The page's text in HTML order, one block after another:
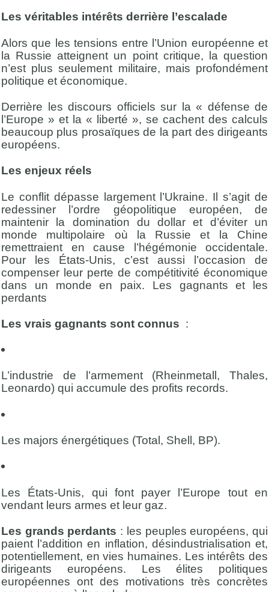
Les véritables intérêts derrière l’escalade
Alors que les tensions entre l’Union européenne et
la Russie atteignent un point critique, la question
n’est plus seulement militaire, mais profondément
politique et économique.
Derrière les discours officiels sur la « défense de
l’Europe » et la « liberté », se cachent des calculs
beaucoup plus prosaïques de la part des dirigeants
européens.
Les enjeux réels
Le conflit dépasse largement l’Ukraine. Il s’agit de
redessiner l’ordre géopolitique européen, de
maintenir la domination du dollar et d’éviter un
monde multipolaire où la Russie et la Chine
remettraient en cause l’hégémonie occidentale.
Pour les États-Unis, c’est aussi l’occasion de
compenser leur perte de compétitivité économique
dans un monde en paix. Les gagnants et les
perdants
Les vrais gagnants sont connus :
L’industrie de l’armement (Rheinmetall, Thales,
Leonardo) qui accumule des profits records.
Les majors énergétiques (Total, Shell, BP).
Les États-Unis, qui font payer l’Europe tout en
vendant leurs armes et leur gaz.
Les grands perdants : les peuples européens, qui
paient l’addition en inflation, désindustrialisation et,
potentiellement, en vies humaines. Les intérêts des
dirigeants européens. Les élites politiques
européennes ont des motivations très concrètes